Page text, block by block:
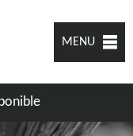
MENU